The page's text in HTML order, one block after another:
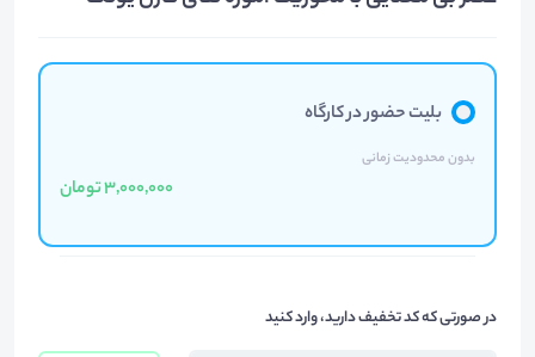
بلیت حضور در کارگاه
بدون محدودیت زمانی
3,000,000 تومان
در صورتی که کد تخفیف دارید، وارد کنید